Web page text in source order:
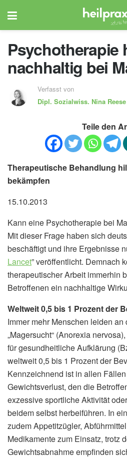
Psychotherapie
nachhaltig bei
Verfasst von
Dipl. Sozialwiss. Nina Reese
Teile den
Therapeutische Behandlung
bekämpfen
15.10.2013
Kann eine Psychotherapie bei
Mit dieser Frage haben sich
beschäftigt und ihre Ergebnisse
Lancet” veröffentlicht. Demnach
therapeutischer Arbeit immerhin
Betroffenen ein nachhaltige
Weltweit 0,5 bis 1 Prozent der
Immer mehr Menschen leiden an
„Magersucht“ (Anorexia
für gesundheitliche Aufklärung
weltweit 0,5 bis 1 Prozent der
Kennzeichnend ist in allen
Gewichtsverlust, den die
exzessive sportliche Aktivität
beidem selbst herbeiführen. In
zudem Appetitzügler,
Medikamente zum Einsatz, trotz
Gewichtsabnahme empfinden